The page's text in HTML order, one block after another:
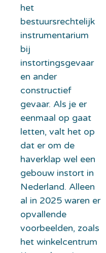
het
bestuursrechtelijk
instrumentarium
bij
instortingsgevaar
en ander
constructief
gevaar. Als je er
eenmaal op gaat
letten, valt het op
dat er om de
haverklap wel een
gebouw instort in
Nederland. Alleen
al in 2025 waren er
opvallende
voorbeelden, zoals
het winkelcentrum